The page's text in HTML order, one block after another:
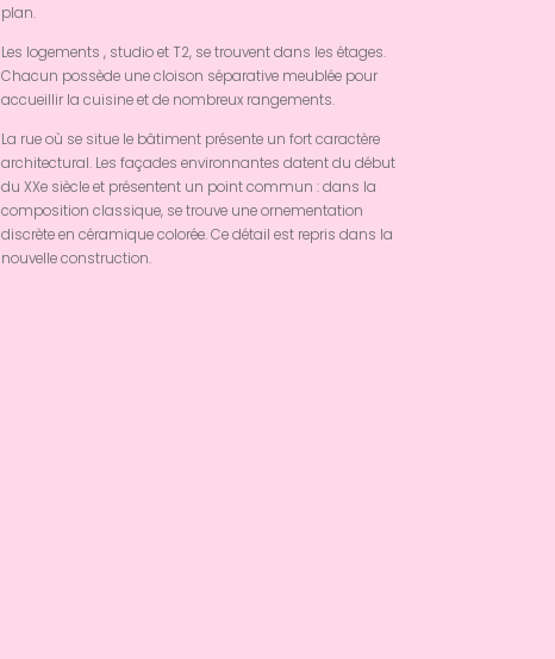
plan.
Les logements , studio et T2, se trouvent dans les étages.
Chacun possède une cloison séparative meublée pour
accueillir la cuisine et de nombreux rangements.
La rue où se situe le bâtiment présente un fort caractère
architectural. Les façades environnantes datent du début
du XXe siècle et présentent un point commun : dans la
composition classique, se trouve une ornementation
discrète en céramique colorée. Ce détail est repris dans la
nouvelle construction.